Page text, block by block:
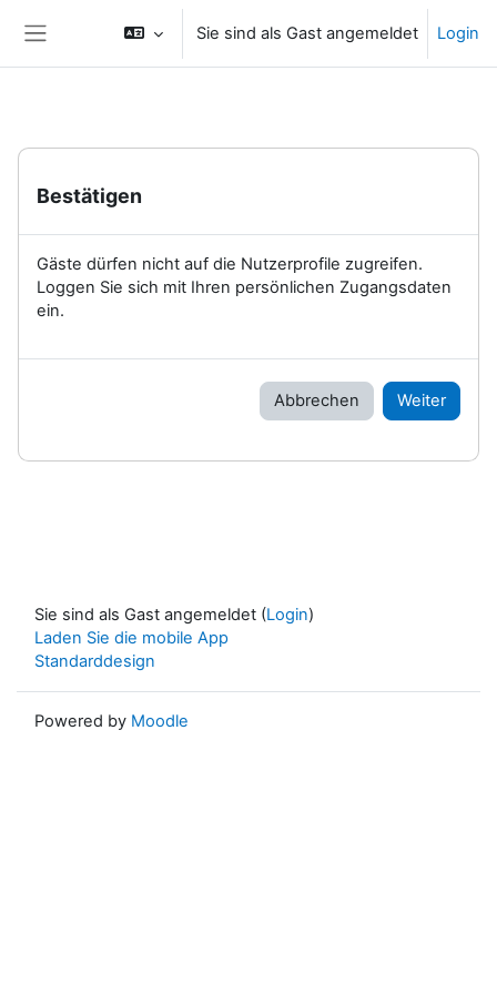
Website-Übersicht
Sie sind als Gast angemeldet Login
Bestätigen
Gäste dürfen nicht auf die Nutzerprofile zugreifen.
Loggen Sie sich mit Ihren persönlichen Zugangsdaten
ein.
Abbrechen Weiter
Sie sind als Gast angemeldet (Login)
Laden Sie die mobile App
Standarddesign
Powered by Moodle